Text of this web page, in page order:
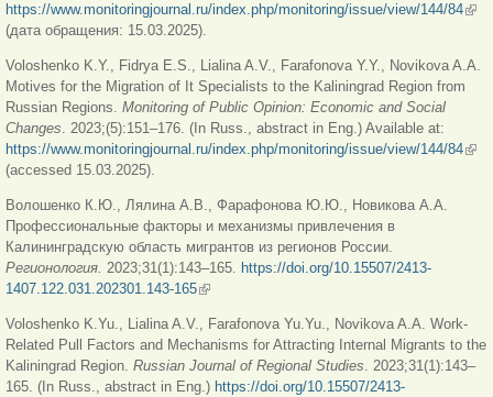
https://www.monitoringjournal.ru/index.php/monitoring/issue/view/144/84
(дата обращения: 15.03.2025).
Voloshenko K.Y., Fidrya E.S., Lialina A.V., Farafonova Y.Y., Novikova A.A.
Motives for the Migration of It Specialists to the Kaliningrad Region from
Russian Regions. Monitoring of Public Opinion: Economic and Social
Changes. 2023;(5):151–176. (In Russ., abstract in Eng.) Available at:
https://www.monitoringjournal.ru/index.php/monitoring/issue/view/144/84
(accessed 15.03.2025).
Волошенко К.Ю., Лялина А.В., Фарафонова Ю.Ю., Новикова А.А.
Профессиональные факторы и механизмы привлечения в
Калининградскую область мигрантов из регионов России.
Регионология. 2023;31(1):143–165. https://doi.org/10.15507/2413-
1407.122.031.202301.143-165(внешняя ссылка)
Voloshenko K.Yu., Lialina A.V., Farafonova Yu.Yu., Novikova A.A. Work-
Related Pull Factors and Mechanisms for Attracting Internal Migrants to the
Kaliningrad Region. Russian Journal of Regional Studies. 2023;31(1):143–
165. (In Russ., abstract in Eng.) https://doi.org/10.15507/2413-